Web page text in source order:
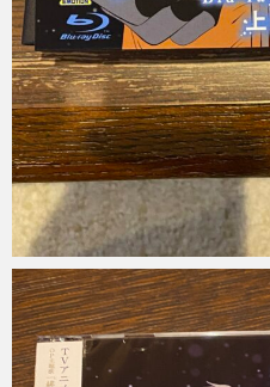
Micchan 2022年1月26日